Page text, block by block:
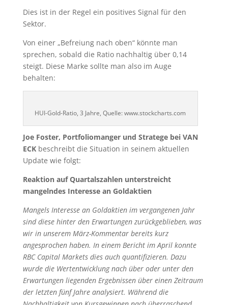
Joe Foster, Portfoliomanger und Stratege bei VAN
Update wie folgt:
Reaktion auf Quartalszahlen unterstreicht
mangelndes Interesse an Goldaktien
Mangels Interesse an Goldaktien im vergangenen Jahr
wir in unserem März-Kommentar bereits kurz
angesprochen haben. In einem Bericht im April konnte
RBC Capital Markets dies auch quantifizieren. Dazu
wurde die Wertentwicklung nach über oder unter den
Erwartungen liegenden Ergebnissen über einen Zeitraum
der letzten fünf Jahre analysiert. Während die
Nachhaltigkeit von Kursgewinnen nach überraschend
guten Quartalszahlen in den letzten zwei Jahren
gesunken ist, war die Kursentwicklung nach schlechter
als erwarteten Quartalszahlen in den vergangenen ein
bis zwei Jahren länger und ausgeprägter rückläufig. Auch
das tägliche Handelsvolumen bewegte sich Analysen von
RBC zufolge 2018 auf einem ähnlich niedrigen Niveau
wie zuletzt Ende der Baisse 2015, als Gold bei USD 1.050
einen Tiefststand erreicht hatte.
Dies deutet auf mangelnde Nachfrage hin. Es fehlen die